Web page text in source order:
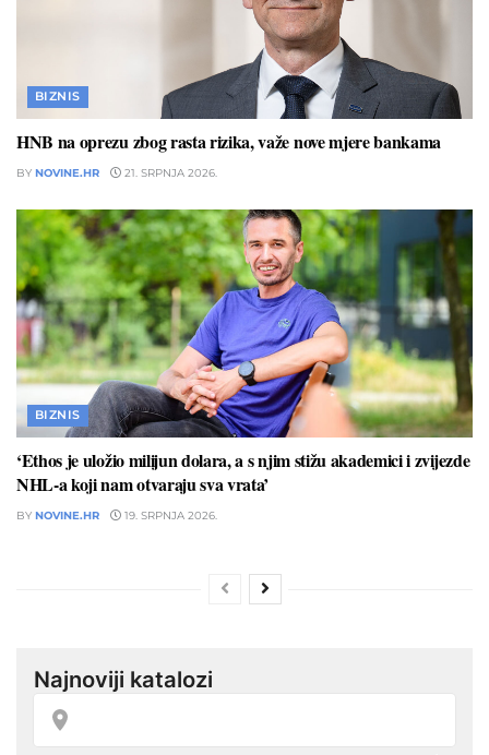
BIZNIS
HNB na oprezu zbog rasta rizika, važe nove mjere bankama
BY NOVINE.HR 21. SRPNJA 2026.
BIZNIS
‘Ethos je uložio milijun dolara, a s njim stižu akademici i zvijezde
NHL-a koji nam otvaraju sva vrata’
BY NOVINE.HR 19. SRPNJA 2026.